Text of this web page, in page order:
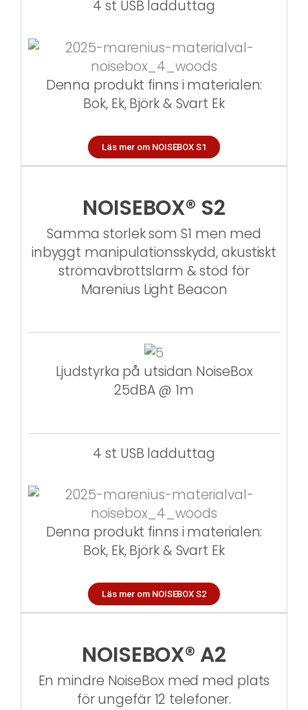
4 st USB ladduttag
Denna produkt finns i materialen:
Bok, Ek, Björk & Svart Ek
Läs mer om NOISEBOX S1
NOISEBOX® S2
Samma storlek som S1 men med
inbyggt manipulationsskydd, akustiskt
strömavbrottslarm & stöd för
Marenius Light Beacon
Ljudstyrka på utsidan NoiseBox
25dBA @ 1m
4 st USB ladduttag
Denna produkt finns i materialen:
Bok, Ek, Björk & Svart Ek
Läs mer om NOISEBOX S2
NOISEBOX® A2
En mindre NoiseBox med med plats
för ungefär 12 telefoner.